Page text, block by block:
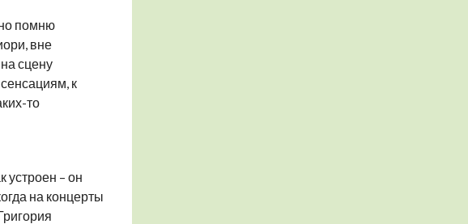
помню
вне
сцену
к
то
устроен – он
на концерты